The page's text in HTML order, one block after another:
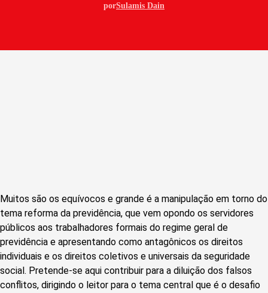
porSulamis Dain
Muitos são os equívocos e grande é a manipulação em torno do
tema reforma da previdência, que vem opondo os servidores
públicos aos trabalhadores formais do regime geral de
previdência e apresentando como antagônicos os direitos
individuais e os direitos coletivos e universais da seguridade
social. Pretende-se aqui contribuir para a diluição dos falsos
conflitos, dirigindo o leitor para o tema central que é o desafio